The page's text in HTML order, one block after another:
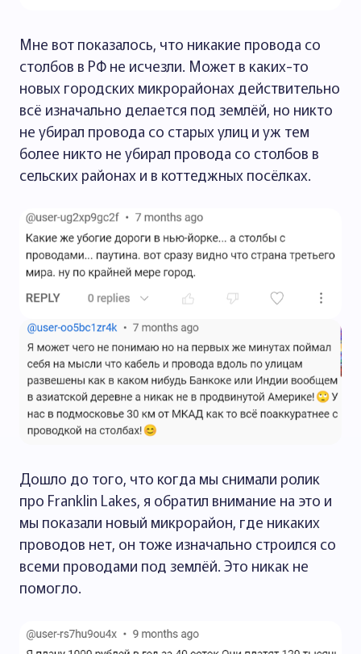
Мне вот показалось, что никакие провода со
столбов в РФ не исчезли. Может в каких-то
новых городских микрорайонах действительно
всё изначально делается под землёй, но никто
не убирал провода со старых улиц и уж тем
более никто не убирал провода со столбов в
сельских районах и в коттеджных посёлках.
Дошло до того, что когда мы снимали ролик
про Franklin Lakes, я обратил внимание на это и
мы показали новый микрорайон, где никаких
проводов нет, он тоже изначально строился со
всеми проводами под землёй. Это никак не
помогло.